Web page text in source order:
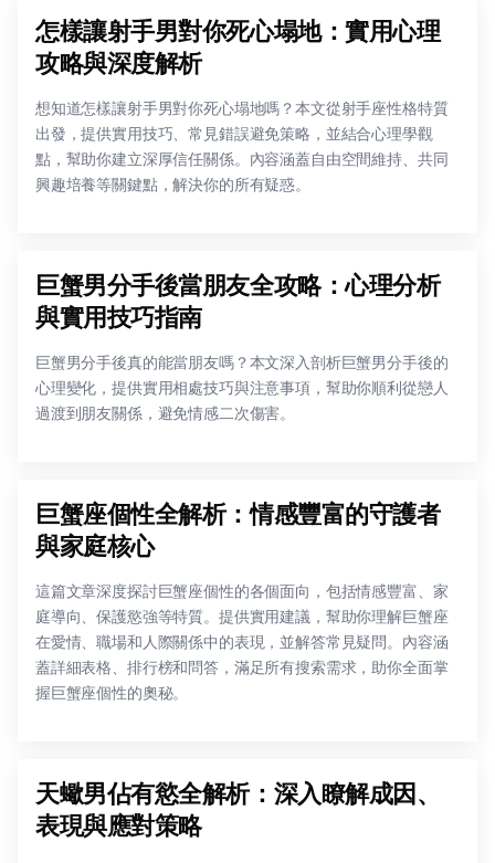
怎樣讓射手男對你死心塌地：實用心理
攻略與深度解析
想知道怎樣讓射手男對你死心塌地嗎？本文從射手座性格特質
出發，提供實用技巧、常見錯誤避免策略，並結合心理學觀
點，幫助你建立深厚信任關係。內容涵蓋自由空間維持、共同
興趣培養等關鍵點，解決你的所有疑惑。
巨蟹男分手後當朋友全攻略：心理分析
與實用技巧指南
巨蟹男分手後真的能當朋友嗎？本文深入剖析巨蟹男分手後的
心理變化，提供實用相處技巧與注意事項，幫助你順利從戀人
過渡到朋友關係，避免情感二次傷害。
巨蟹座個性全解析：情感豐富的守護者
與家庭核心
這篇文章深度探討巨蟹座個性的各個面向，包括情感豐富、家
庭導向、保護慾強等特質。提供實用建議，幫助你理解巨蟹座
在愛情、職場和人際關係中的表現，並解答常見疑問。內容涵
蓋詳細表格、排行榜和問答，滿足所有搜索需求，助你全面掌
握巨蟹座個性的奧秘。
天蠍男佔有慾全解析：深入瞭解成因、
表現與應對策略